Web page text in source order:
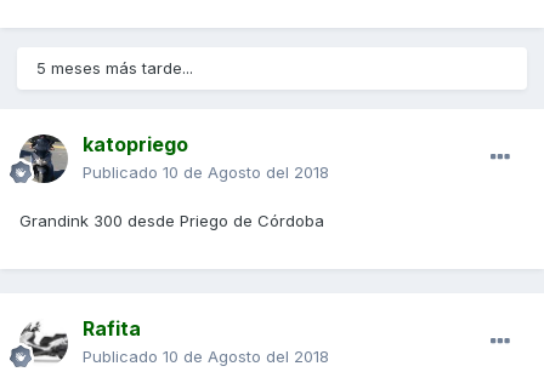
5 meses más tarde...
katopriego
Publicado 10 de Agosto del 2018
Grandink 300 desde Priego de Córdoba
Rafita
Publicado 10 de Agosto del 2018